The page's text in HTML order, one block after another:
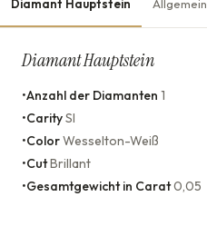
Diamant Hauptstein Allgemein
Diamant Hauptstein
•Anzahl der Diamanten 1
•CaritySI
•ColorWesselton-Weiß
•CutBrillant
•Gesamtgewicht in Carat0,05